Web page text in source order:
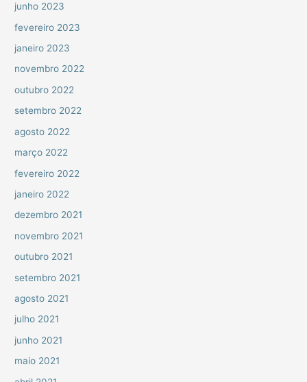
junho 2023
fevereiro 2023
janeiro 2023
novembro 2022
outubro 2022
setembro 2022
agosto 2022
março 2022
fevereiro 2022
janeiro 2022
dezembro 2021
novembro 2021
outubro 2021
setembro 2021
agosto 2021
julho 2021
junho 2021
maio 2021